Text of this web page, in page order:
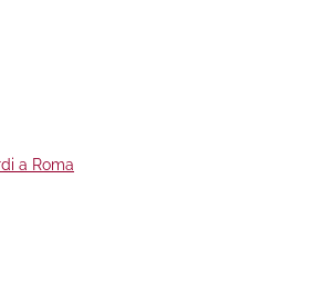
a Roma